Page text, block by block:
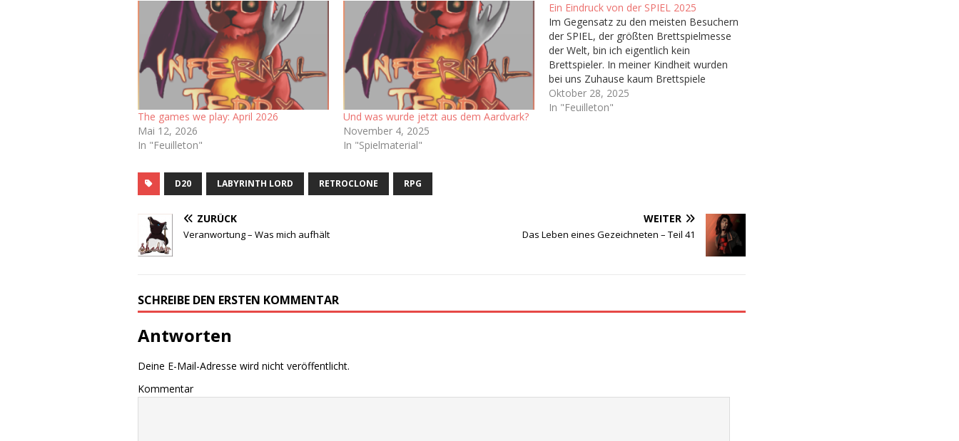
The games we play: April 2026
Mai 12, 2026
In "Feuilleton"
Und was wurde jetzt aus dem Aardvark?
November 4, 2025
In "Spielmaterial"
Ein Eindruck von der SPIEL 2025
Im Gegensatz zu den meisten Besuchern
der SPIEL, der größten Brettspielmesse
der Welt, bin ich eigentlich kein
Brettspieler. In meiner Kindheit wurden
bei uns Zuhause kaum Brettspiele
gespielt abseits von ab und an Risiko
oder Monopoly, dementsprechend habe
Oktober 28, 2025
In "Feuilleton"
D20 LABYRINTH LORD RETROCLONE RPG
ZURÜCK
Veranwortung – Was mich aufhält
WEITER
Das Leben eines Gezeichneten – Teil 41
SCHREIBE DEN ERSTEN KOMMENTAR
Antworten
Deine E-Mail-Adresse wird nicht veröffentlicht.
Kommentar